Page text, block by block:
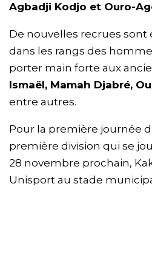
Agbadji Kodjo et Ouro-
De nouvelles recrues sont
dans les rangs des
porter main forte aux
Ismaël, Mamah Djabré,
entre autres.
Pour la première journée
première division qui se
28 novembre prochain,
Unisport au stade